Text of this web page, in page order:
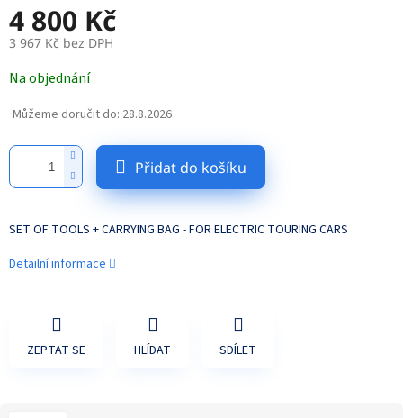
4 800 Kč
3 967 Kč bez DPH
cena:
Na objednání
Můžeme doručit do: 28.8.2026
Přidat do košíku
SET OF TOOLS + CARRYING BAG - FOR ELECTRIC TOURING CARS
Detailní informace
ZEPTAT SE HLÍDAT SDÍLET